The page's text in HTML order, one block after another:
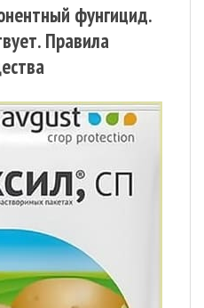
фунгицид.
Правила